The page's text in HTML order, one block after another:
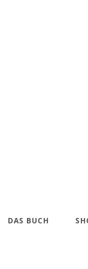
DAS BUCH